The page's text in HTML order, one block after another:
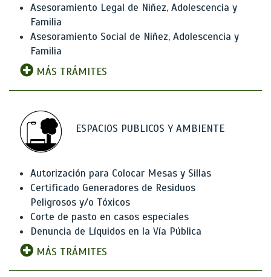
Asesoramiento Legal de Niñez, Adolescencia y
Familia
Asesoramiento Social de Niñez, Adolescencia y
Familia
MÁS TRÁMITES
ESPACIOS PUBLICOS Y AMBIENTE
Autorización para Colocar Mesas y Sillas
Certificado Generadores de Residuos
Peligrosos y/o Tóxicos
Corte de pasto en casos especiales
Denuncia de Líquidos en la Vía Pública
MÁS TRÁMITES